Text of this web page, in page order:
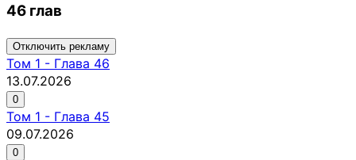
46 глав
Отключить рекламу
Том 1 - Глава 46
13.07.2026
0
Том 1 - Глава 45
09.07.2026
0